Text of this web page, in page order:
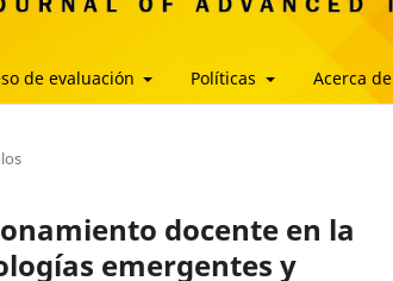
de evaluación Políticas Acerca de
docente en la
emergentes y